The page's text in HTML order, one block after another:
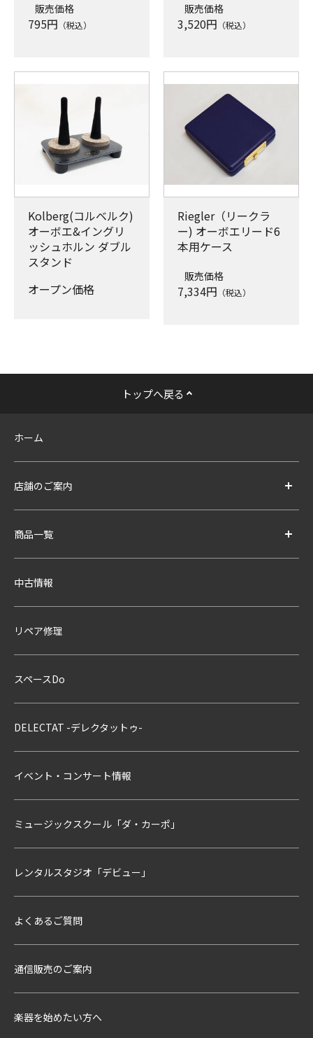
販売価格
795円 （税込）
販売価格
3,520円 （税込）
Kolberg(コルベルク)
オーボエ&イングリ
ッシュホルン ダブル
スタンド
オープン価格
Riegler（リークラ
ー) オーボエリード6
本用ケース
販売価格
7,334円 （税込）
トップへ戻る
ホーム
店舗のご案内
商品一覧
中古情報
リペア修理
スペースDo
DELECTAT -デレクタットゥ-
イベント・コンサート情報
ミュージックスクール「ダ・カーポ」
レンタルスタジオ「デビュー」
よくあるご質問
通信販売のご案内
楽器を始めたい方へ